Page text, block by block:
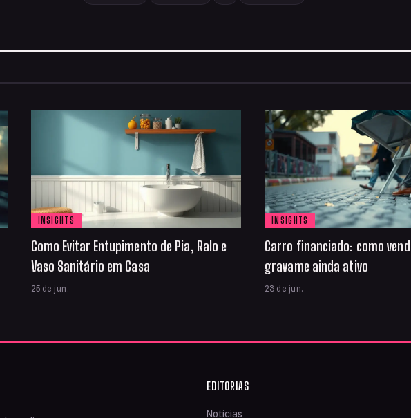
INSIGHTS
Como Evitar Entupimento de Pia, Ralo e
Vaso Sanitário em Casa
25 de jun.
INSIGHTS
Carro financiado: como
gravame ainda ativo
23 de jun.
EDITORIAS
Notícias